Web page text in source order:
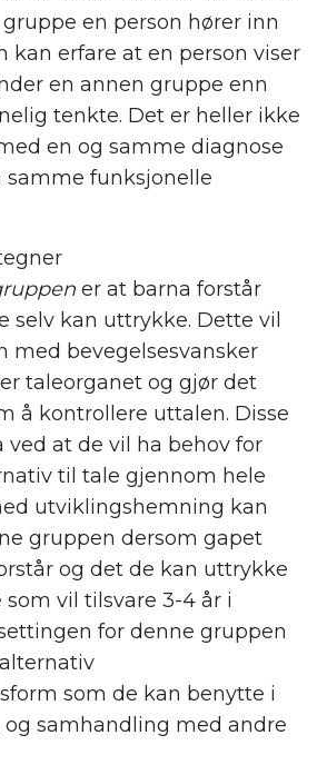
en person hører inn
kan erfare at en person viser
en annen gruppe enn
tenkte. Det er heller ikke
en og samme diagnose
samme funksjonelle
er at barna forstår
selv kan uttrykke. Dette vil
med bevegelsesvansker
taleorganet og gjør det
å kontrollere uttalen. Disse
ved at de vil ha behov for
til tale gjennom hele
utviklingshemning kan
gruppen dersom gapet
og det de kan uttrykke
vil tilsvare 3-4 år i
for denne gruppen
som de kan benytte i
samhandling med andre